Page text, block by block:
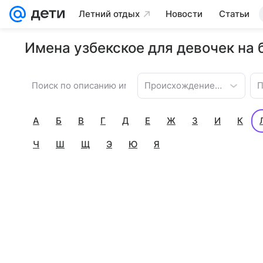
Летний отдых Новости Статьи
Имена узбекское для девочек на
Происхождение имени
А Б В Г Д Е Ж З И К
Ч Ш Щ Э Ю Я